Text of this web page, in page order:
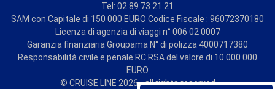
Tel: 02 89 73 21 21
SAM con Capitale di 150 000 EURO Codice Fiscale : 96072370180
Licenza di agenzia di viaggi n° 006 02 0007
Garanzia finanziaria Groupama N° di polizza 4000717380
Responsabilità civile e penale RC RSA del valore di 10 000 000
EURO
© CRUISE LINE 2026 - all rights reserved